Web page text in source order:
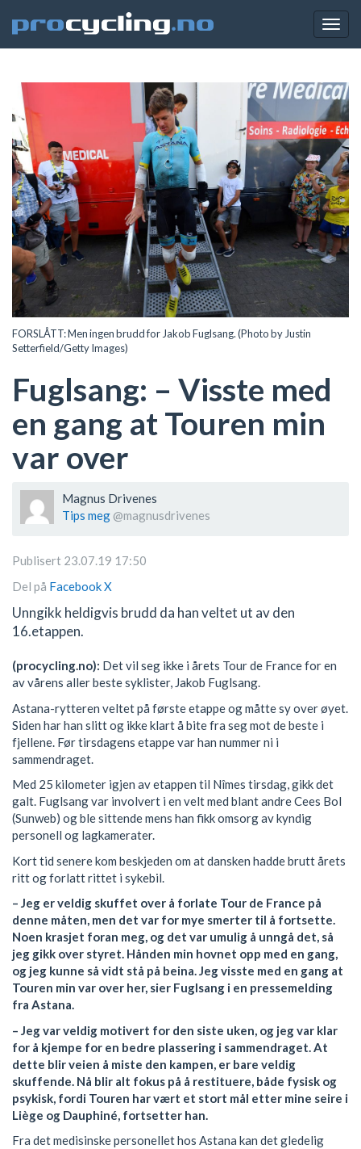
FORSLÅTT: Men ingen brudd for Jakob Fuglsang. (Photo by Justin
Setterfield/Getty Images)
Fuglsang: – Visste med
en gang at Touren min
var over
Magnus Drivenes
Tips meg @magnusdrivenes
Publisert 23.07.19 17:50
Del på FacebookX
Unngikk heldigvis brudd da han veltet ut av den
16.etappen.
(procycling.no): Det vil seg ikke i årets Tour de France for en
av vårens aller beste syklister, Jakob Fuglsang.
Astana-rytteren veltet på første etappe og måtte sy over øyet.
Siden har han slitt og ikke klart å bite fra seg mot de beste i
fjellene. Før tirsdagens etappe var han nummer ni i
sammendraget.
Med 25 kilometer igjen av etappen til Nîmes tirsdag, gikk det
galt. Fuglsang var involvert i en velt med blant andre Cees Bol
(Sunweb) og ble sittende mens han fikk omsorg av kyndig
personell og lagkamerater.
Kort tid senere kom beskjeden om at dansken hadde brutt årets
ritt og forlatt rittet i sykebil.
– Jeg er veldig skuffet over å forlate Tour de France på
denne måten, men det var for mye smerter til å fortsette.
Noen krasjet foran meg, og det var umulig å unngå det, så
jeg gikk over styret. Hånden min hovnet opp med en gang,
og jeg kunne så vidt stå på beina. Jeg visste med en gang at
Touren min var over her, sier Fuglsang i en pressemelding
fra Astana.
– Jeg var veldig motivert for den siste uken, og jeg var klar
for å kjempe for en bedre plassering i sammendraget. At
dette blir veien å miste den kampen, er bare veldig
skuffende. Nå blir alt fokus på å restituere, både fysisk og
psykisk, fordi Touren har vært et stort mål etter mine seire i
Liège og Dauphiné, fortsetter han.
Fra det medisinske personellet hos Astana kan det gledelig